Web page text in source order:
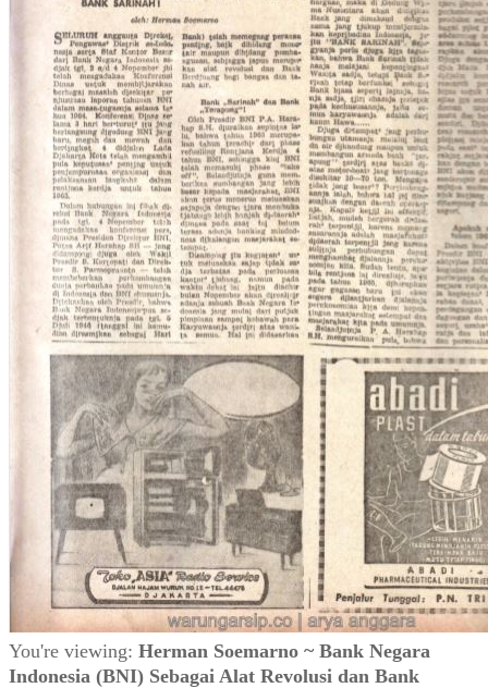
You're viewing: Herman Soemarno ~ Bank Negara
Indonesia (BNI) Sebagai Alat Revolusi dan Bank